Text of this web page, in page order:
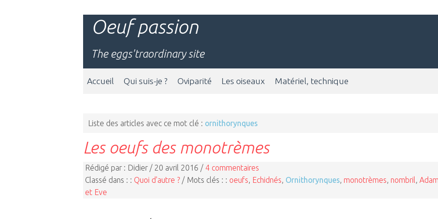
Oeuf passion
The eggs'traordinary site
Accueil Qui suis-je ? Oviparité Les oiseaux Matériel, technique
Liste des articles avec ce mot clé : ornithorynques
Les oeufs des monotrèmes
Rédigé par : Didier / 20 avril 2016 / 4 commentaires
Classé dans : : Quoi d'autre ? / Mots clés : : oeufs Echidnés Ornithorynques monotrèmes nombril
et Eve